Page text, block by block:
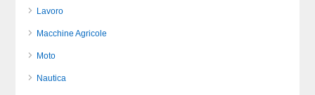
Lavoro
Macchine Agricole
Moto
Nautica